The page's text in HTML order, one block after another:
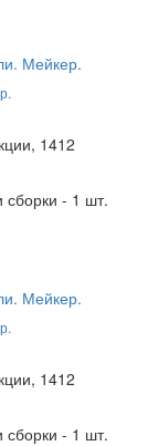
1412
сборки - 1 шт.
1412
сборки - 1 шт.